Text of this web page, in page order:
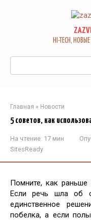
HI-TECH,
Главная » Новости
5 советов, как
На чтение: 17 мин
SitesReady
Помните, как
Если речь шла об
единственное
побелка, а если